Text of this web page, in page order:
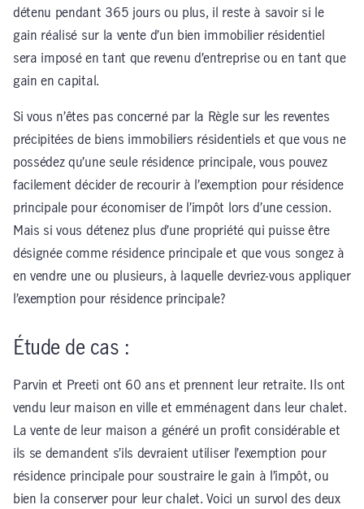
détenu pendant 365 jours ou plus, il reste à savoir si le
gain réalisé sur la vente d’un bien immobilier résidentiel
sera imposé en tant que revenu d’entreprise ou en tant que
gain en capital.
Si vous n’êtes pas concerné par la Règle sur les reventes
précipitées de biens immobiliers résidentiels et que vous ne
possédez qu’une seule résidence principale, vous pouvez
facilement décider de recourir à l’exemption pour résidence
principale pour économiser de l’impôt lors d’une cession.
Mais si vous détenez plus d’une propriété qui puisse être
désignée comme résidence principale et que vous songez à
en vendre une ou plusieurs, à laquelle devriez-vous appliquer
l’exemption pour résidence principale?
Étude de cas :
Parvin et Preeti ont 60 ans et prennent leur retraite. Ils ont
vendu leur maison en ville et emménagent dans leur chalet.
La vente de leur maison a généré un profit considérable et
ils se demandent s’ils devraient utiliser l’exemption pour
résidence principale pour soustraire le gain à l’impôt, ou
bien la conserver pour leur chalet. Voici un survol des deux